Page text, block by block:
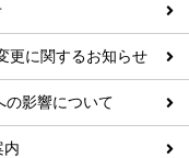
更に関するお知らせ
の影響について
内